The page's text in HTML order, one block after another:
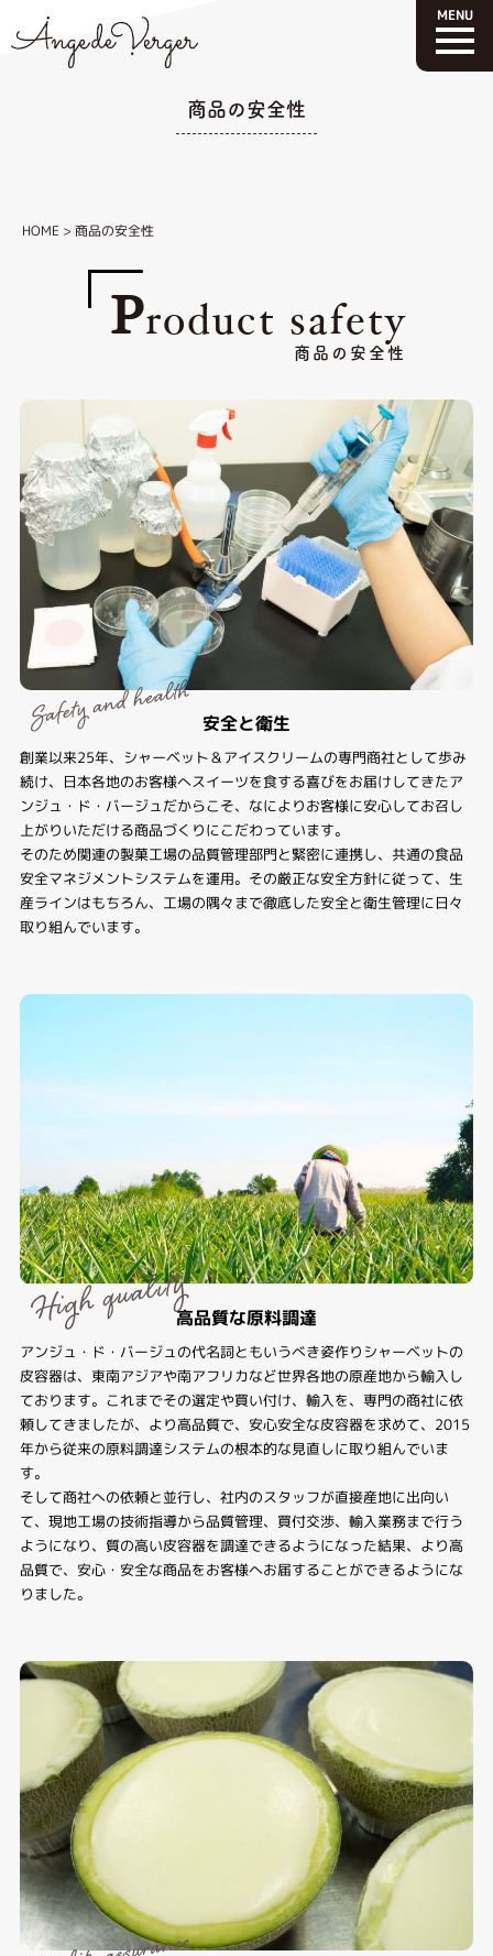
商品の安全性
HOME >商品の安全性
Product safety
商品の安全性
安全と衛生
創業以来25年、シャーベット＆アイスクリームの専門商社として歩み
続け、日本各地のお客様へスイーツを食する喜びをお届けしてきたア
ンジュ・ド・バージュだからこそ、なによりお客様に安心してお召し
上がりいただける商品づくりにこだわっています。
そのため関連の製菓工場の品質管理部門と緊密に連携し、共通の食品
安全マネジメントシステムを運用。その厳正な安全方針に従って、生
産ラインはもちろん、工場の隅々まで徹底した安全と衛生管理に日々
取り組んでいます。
高品質な原料調達
アンジュ・ド・バージュの代名詞ともいうべき姿作りシャーベットの
皮容器は、東南アジアや南アフリカなど世界各地の原産地から輸入し
ております。これまでその選定や買い付け、輸入を、専門の商社に依
頼してきましたが、より高品質で、安心安全な皮容器を求めて、2015
年から従来の原料調達システムの根本的な見直しに取り組んでいま
す。
そして商社への依頼と並行し、社内のスタッフが直接産地に出向い
て、現地工場の技術指導から品質管理、買付交渉、輸入業務まで行う
ようになり、質の高い皮容器を調達できるようになった結果、より高
品質で、安心・安全な商品をお客様へお届することができるようにな
りました。